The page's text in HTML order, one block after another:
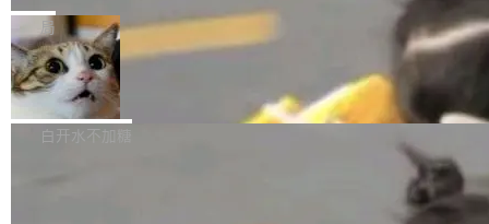
是把这段空隙补上。 回退到任何一次编辑：Delt
aDB 捕获 commit 之间的每一次操作，...
微软同期总资本开支的四成。 与亚马逊、Alpha
bet、微软以及 Meta 等传统科技巨头相比，Spa
ceXAI的资金消耗速度尤为引人瞩目。然而，支
撑庞大支出的资金来源却呈现出截然不同的面
貌。数据显示，微软和 Meta 主要依托充沛的经
一个在终端里运行的编程 agent；Muse Spark
1.2，驱动这个 agent 的新模型。一句话概括：
你可以用 curl -fsSL https://dev.meta.ai/install.
sh | bash 安装一个能在大项目里自动规划、写
代码、验证结果的 AI 终端工具。 据介绍，Muse
局
美团开源 LoHoSearch，用知识图谱校
准 AI 能力认知
机器出题的前提，是让机器拥有全局视野。整个
构建流程可以分为四个环节：建图 → 控制难度
白开水不加糖